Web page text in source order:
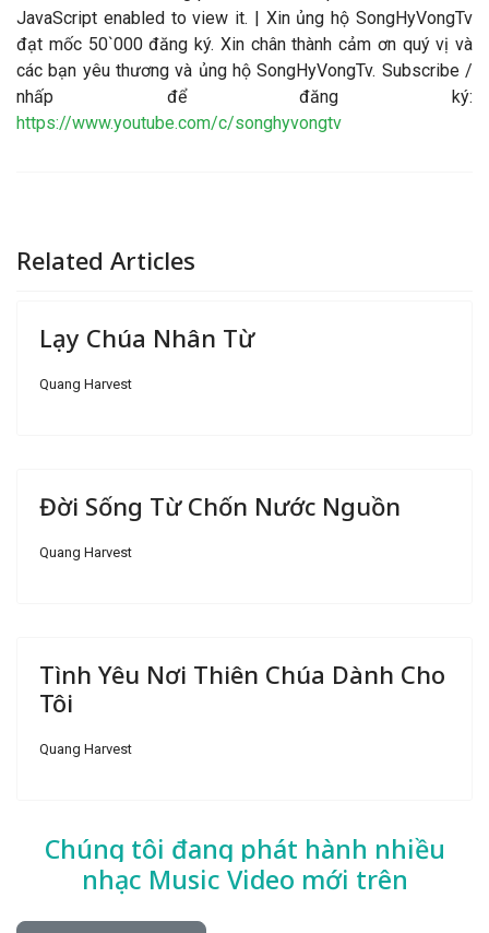
JavaScript enabled to view it. | Xin ủng hộ SongHyVongTv
đạt mốc 50`000 đăng ký. Xin chân thành cảm ơn quý vị và
các bạn yêu thương và ủng hộ SongHyVongTv. Subscribe /
nhấp để đăng ký:
https://www.youtube.com/c/songhyvongtv
Related Articles
Lạy Chúa Nhân Từ
Quang Harvest
Đời Sống Từ Chốn Nước Nguồn
Quang Harvest
Tình Yêu Nơi Thiên Chúa Dành Cho
Tôi
Quang Harvest
Chúng tôi đang phát hành nhiều
nhạc Music Video mới trên